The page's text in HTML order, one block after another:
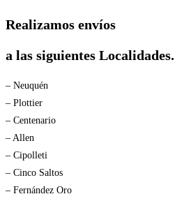
Realizamos envíos
a las siguientes Localidades.
– Neuquén
– Plottier
– Centenario
– Allen
– Cipolleti
– Cinco Saltos
– Fernández Oro